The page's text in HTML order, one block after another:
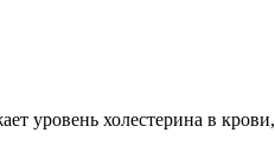
холестерина в крови,